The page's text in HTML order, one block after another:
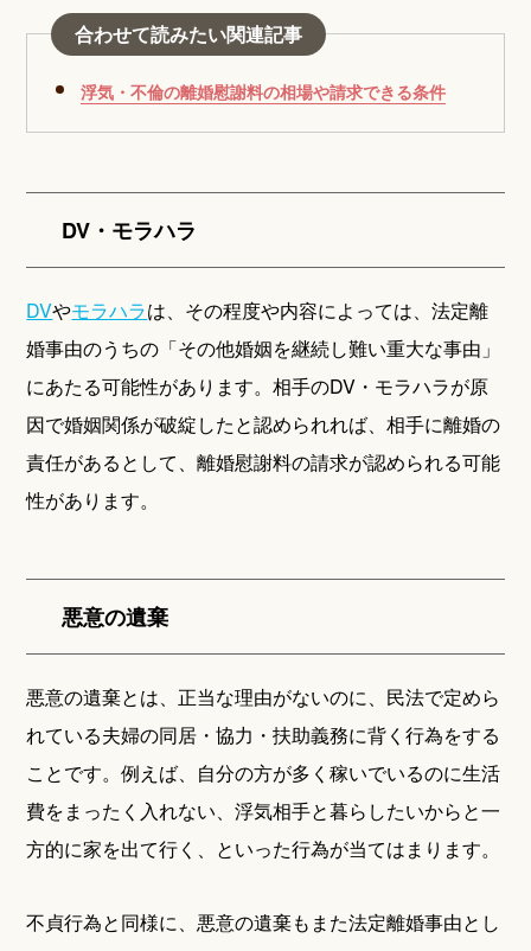
合わせて読みたい関連記事
浮気・不倫の離婚慰謝料の相場や請求できる条件
DV・モラハラ
DVやモラハラは、その程度や内容によっては、法定離
婚事由のうちの「その他婚姻を継続し難い重大な事由」
にあたる可能性があります。相手のDV・モラハラが原
因で婚姻関係が破綻したと認められれば、相手に離婚の
責任があるとして、離婚慰謝料の請求が認められる可能
性があります。
悪意の遺棄
悪意の遺棄とは、正当な理由がないのに、民法で定めら
れている夫婦の同居・協力・扶助義務に背く行為をする
ことです。例えば、自分の方が多く稼いでいるのに生活
費をまったく入れない、浮気相手と暮らしたいからと一
方的に家を出て行く、といった行為が当てはまります。
不貞行為と同様に、悪意の遺棄もまた法定離婚事由とし